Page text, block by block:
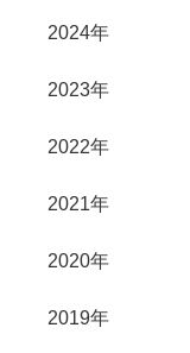
2024年
2023年
2022年
2021年
2020年
2019年